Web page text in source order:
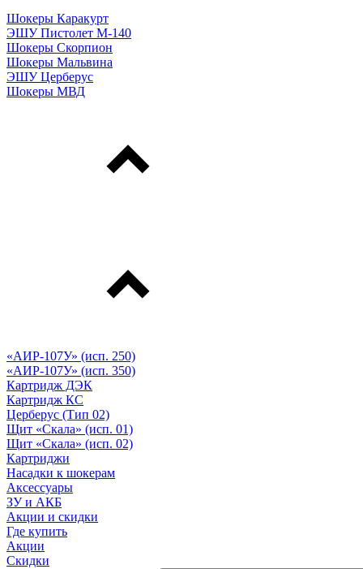
Шокеры Каракурт
ЭШУ Пистолет М-140
Шокеры Скорпион
Шокеры Мальвина
ЭШУ Церберус
Шокеры МВД
«АИР-107У» (исп. 250)
«АИР-107У» (исп. 350)
Картридж ДЭК
Картридж КС
Церберус (Тип 02)
Щит «Скала» (исп. 01)
Щит «Скала» (исп. 02)
Картриджи
Насадки к шокерам
Аксессуары
ЗУ и АКБ
Акции и скидки
Где купить
Акции
Скидки